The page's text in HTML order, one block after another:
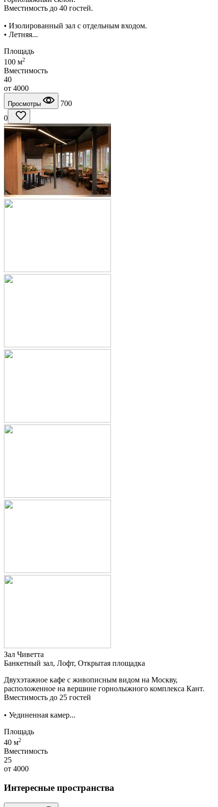
Вместимость до 40 гостей.
• Изолированный зал с отдельным входом.
• Летняя...
Площадь
100 м2
Вместимость
40
от 4000
Просмотры
700
0
Зал Чиветта
Банкетный зал, Лофт, Открытая площадка
Двухэтажное кафе с живописным видом на Москву,
расположенное на вершине горнолыжного комплекса Кант.
Вместимость до 25 гостей
• Уединенная камер...
Площадь
40 м2
Вместимость
25
от 4000
Интересные пространства